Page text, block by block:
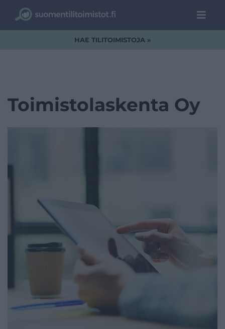
HAE TILITOIMISTOJA »
Toimistolaskenta Oy